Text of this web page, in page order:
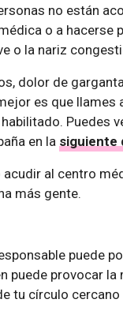
no están
o a hacerse
o la nariz
dolor de
es que llames
Puedes
en la siguiente
acudir al centro
más gente.
puede
puede provocar la
tu círculo